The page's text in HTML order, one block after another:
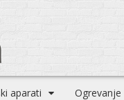
aparati Ogrevanje